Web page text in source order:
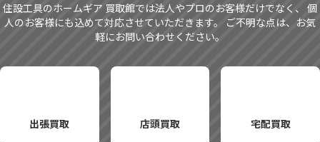
住設工具のホームギア 買取館では法人やプロのお客様だけでなく、 個
人のお客様にも込めて対応させていただきます。 ご不明な点は、お気
軽にお問い合わせください。
出張買取 店頭買取 宅配買取